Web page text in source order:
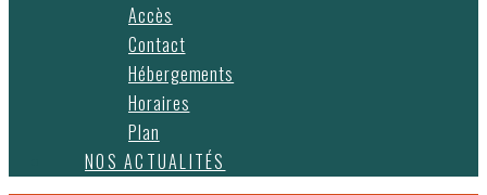
Accès
Contact
Hébergements
Horaires
Plan
NOS ACTUALITÉS